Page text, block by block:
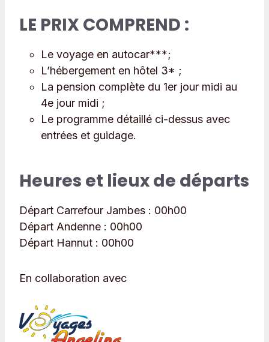
LE PRIX COMPREND :
Le voyage en autocar***;
L’hébergement en hôtel 3* ;
La pension complète du 1er jour midi au
4e jour midi ;
Le programme détaillé ci-dessus avec
entrées et guidage.
Heures et lieux de départs
Départ Carrefour Jambes : 00h00
Départ Andenne : 00h00
Départ Hannut : 00h00
En collaboration avec